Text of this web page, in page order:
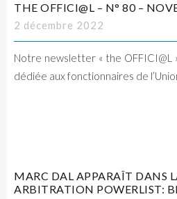
THE OFFICI@L – N° 80 –
2 décembre 2022
Notre newsletter « the OFFICI@L
dédiée aux fonctionnaires de
MARC DAL APPARAÎT DANS
ARBITRATION POWERLIST: